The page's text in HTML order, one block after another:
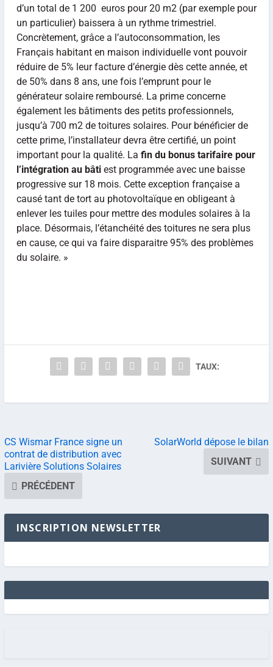
d’un total de 1 200 euros pour 20 m2 (par exemple pour
un particulier) baissera à un rythme trimestriel.
Concrètement, grâce a l’autoconsommation, les
Français habitant en maison individuelle vont pouvoir
réduire de 5% leur facture d’énergie dès cette année, et
de 50% dans 8 ans, une fois l’emprunt pour le
générateursolaireremboursé. La prime concerne
également les bâtiments des petits professionnels,
jusqu’à 700 m2 de toitures solaires. Pour bénéficier de
cette prime, l’installateur devra être certifié, un point
important pour la qualité. La fin du bonus tarifaire pour
l’intégration au bâtiest programmée avec une baisse
progressive sur 18 mois. Cette exception française a
causé tant de tort au photovoltaïque en obligeant à
enlever les tuiles pour mettre des modules solairesà la
place. Désormais, l’étanchéité des toitures ne sera plus
en cause, ce qui va faire disparaitre 95% des problèmes
du solaire. »
TAUX:
CS Wismar France signe un
contrat de distribution avec
Larivière Solutions Solaires
PRÉCÉDENT
SolarWorld dépose le bilan
SUIVANT
INSCRIPTION NEWSLETTER